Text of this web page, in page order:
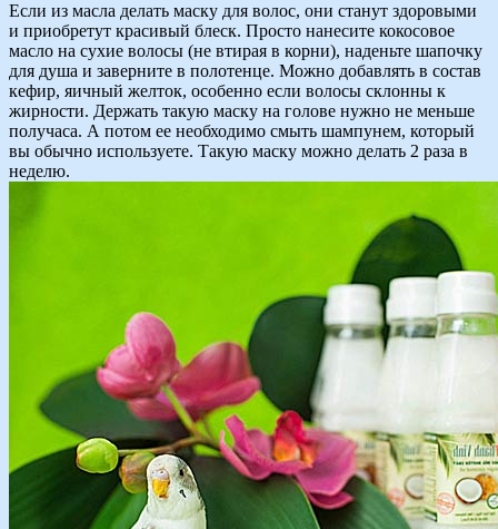
Если из масла делать маску для волос, они станут здоровыми
и приобретут красивый блеск. Просто нанесите кокосовое
масло на сухие волосы (не втирая в корни), наденьте шапочку
для душа и заверните в полотенце. Можно добавлять в состав
кефир, яичный желток, особенно если волосы склонны к
жирности. Держать такую маску на голове нужно не меньше
получаса. А потом ее необходимо смыть шампунем, который
вы обычно используете. Такую маску можно делать 2 раза в
неделю.